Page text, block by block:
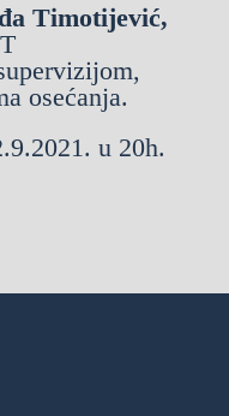
Timotijević,
osećanja.
u 20h.